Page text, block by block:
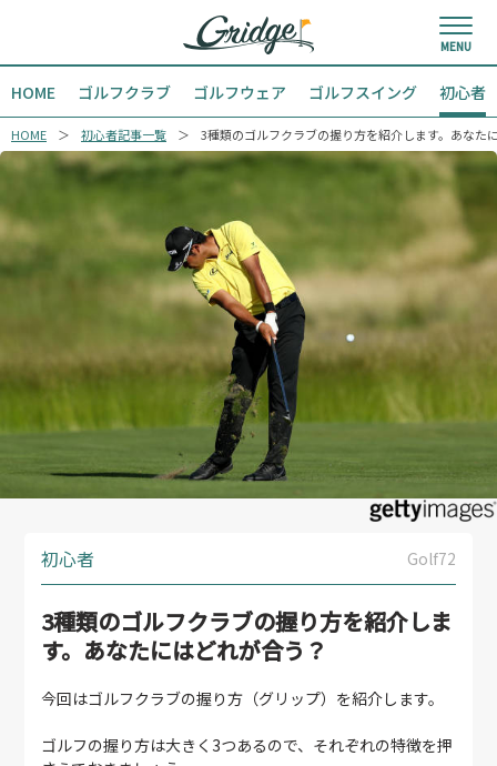
HOME ゴルフクラブ ゴルフウェア ゴルフスイング 初心者
HOME 初心者記事一覧 3種類のゴルフクラブの握り方を紹介します。あなた
初心者 Golf72
3種類のゴルフクラブの握り方を紹介しま
す。あなたにはどれが合う？
今回はゴルフクラブの握り方（グリップ）を紹介します。
ゴルフの握り方は大きく3つあるので、それぞれの特徴を押